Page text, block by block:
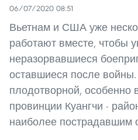
06/07/2020 08:51
Вьетнам и США уже
работают вместе, чтобы
неразорвавшиеся
оставшиеся после
плодотворной, особенно
провинции Куангчи -
наиболее пострадавшим